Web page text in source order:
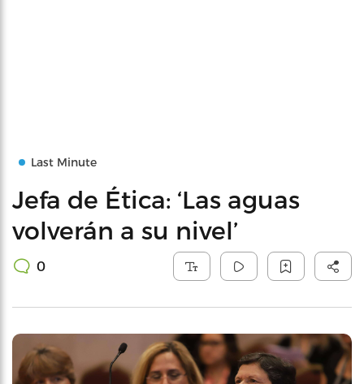
Last Minute
Jefa de Ética: ‘Las aguas
volverán a su nivel’
0